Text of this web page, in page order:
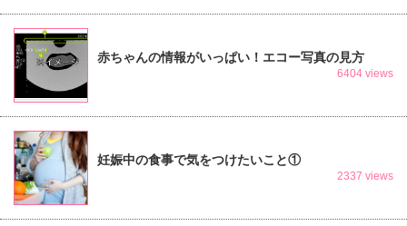
赤ちゃんの情報がいっぱい！エコー写真の見方
6404 views
妊娠中の食事で気をつけたいこと①
2337 views